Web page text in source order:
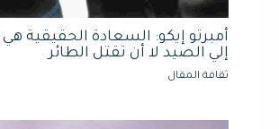
أمبرتو إيكو: السعادة الحقيقية
إلي الصيد لا أن تقتل الطائر
ثقافة المقال